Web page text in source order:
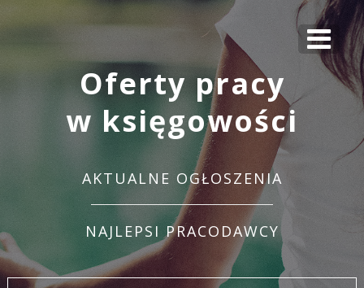
Oferty pracy
w księgowości
AKTUALNE OGŁOSZENIA
NAJLEPSI PRACODAWCY